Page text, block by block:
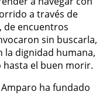
a través de
de encuentros
sin buscarla,
dignidad humana,
el buen morir.
ha fundado